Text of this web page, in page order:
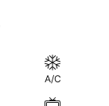
A/C